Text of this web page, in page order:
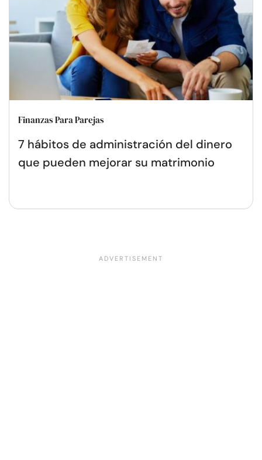
Finanzas Para Parejas
7 hábitos de administración del dinero
que pueden mejorar su matrimonio